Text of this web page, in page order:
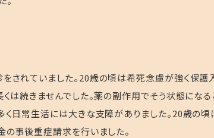
されていました。20歳の頃は希死念慮が強く保護
は続きませんでした。薬の副作用でそう状態にな
く日常生活には大きな支障がありました。20歳の頃
の事後重症請求を行いました。